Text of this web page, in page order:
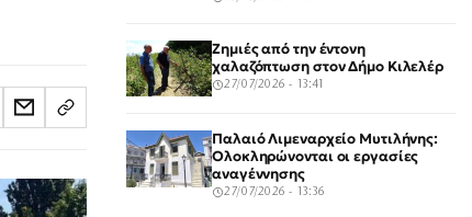
Ζημιές από την έντονη
χαλαζόπτωση στον Δήμο Κιλελέρ
27/07/2026 - 13:41
Παλαιό Λιμεναρχείο Μυτιλήνης:
Ολοκληρώνονται οι εργασίες
αναγέννησης
27/07/2026 - 13:36